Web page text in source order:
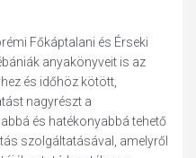
Főkáptalani és Érseki
anyakönyveit is az
és időhöz kötött,
nagyrészt a
és hatékonyabbá tehető
szolgáltatásával, amelyről